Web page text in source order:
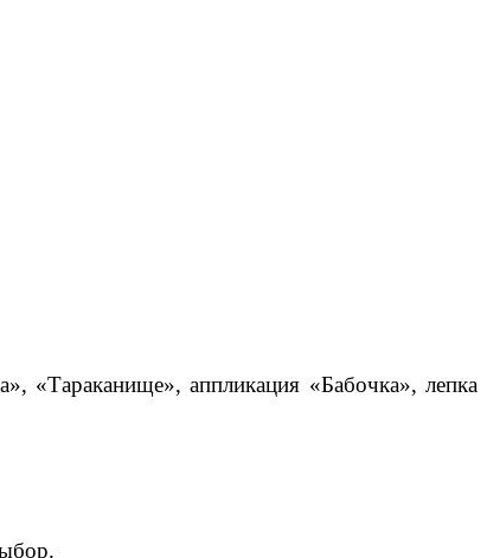
«Тараканище», аппликация «Бабочка», лепка